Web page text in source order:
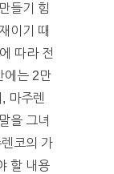
들기 힘
이기 때
따라 전
에는 2만
마주렌
을 그녀
코의 가
할 내용